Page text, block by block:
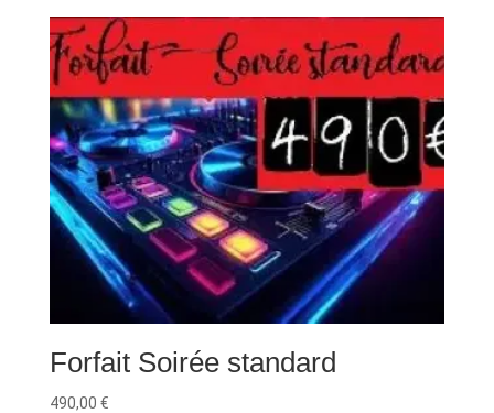
Forfait Soirée standard
490,00 €